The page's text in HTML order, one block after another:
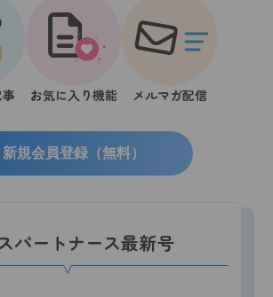
お気に入り機能 メルマガ配信
新規会員登録（無料）
パートナース最新号